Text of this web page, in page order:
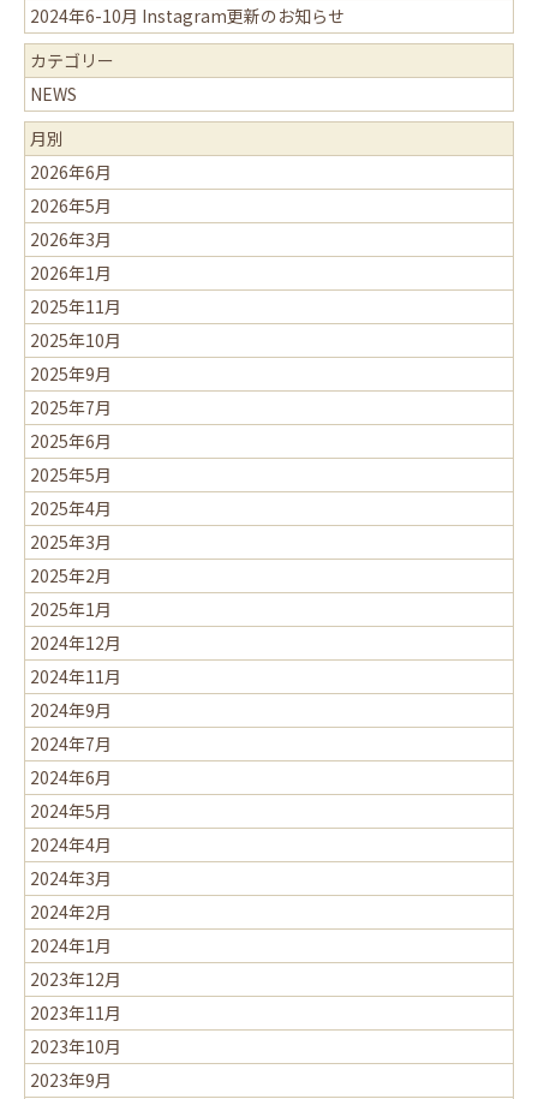
2024年6-10月 Instagram更新のお知らせ
カテゴリー
NEWS
月別
2026年6月
2026年5月
2026年3月
2026年1月
2025年11月
2025年10月
2025年9月
2025年7月
2025年6月
2025年5月
2025年4月
2025年3月
2025年2月
2025年1月
2024年12月
2024年11月
2024年9月
2024年7月
2024年6月
2024年5月
2024年4月
2024年3月
2024年2月
2024年1月
2023年12月
2023年11月
2023年10月
2023年9月